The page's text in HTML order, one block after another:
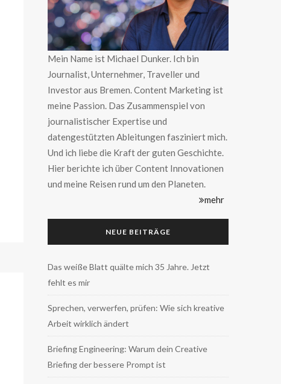
Mein Name ist Michael Dunker. Ich bin
Journalist, Unternehmer, Traveller und
Investor aus Bremen. Content Marketing ist
meine Passion. Das Zusammenspiel von
journalistischer Expertise und
datengestützten Ableitungen fasziniert mich.
Und ich liebe die Kraft der guten Geschichte.
Hier berichte ich über Content Innovationen
und meine Reisen rund um den Planeten.
mehr
NEUE BEITRÄGE
Das weiße Blatt quälte mich 35 Jahre. Jetzt
fehlt es mir
Sprechen, verwerfen, prüfen: Wie sich kreative
Arbeit wirklich ändert
Briefing Engineering: Warum dein Creative
Briefing der bessere Prompt ist